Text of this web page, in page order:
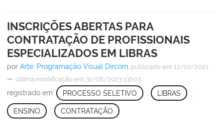
INSCRIÇÕES ABERTAS PARA
CONTRATAÇÃO DE PROFISSIONAIS
ESPECIALIZADOS EM LIBRAS
por Arte: Programação Visual Dircom publicado em 12/07/2021
— última modificação em 31/08/2023 13h03
registrado em: PROCESSO SELETIVO LIBRAS
ENSINO CONTRATAÇÃO